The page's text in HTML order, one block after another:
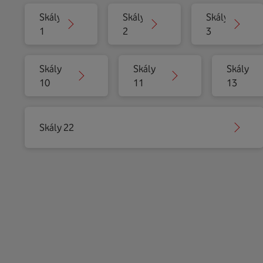
Skály
1
Skály
2
Skály
3
Skály
10
Skály
11
Skály
13
Skály 22